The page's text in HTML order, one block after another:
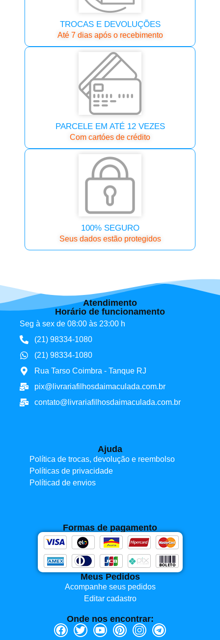
TROCAS E DEVOLUÇÕES
Até 7 dias após o recebimento
PARCELE EM ATÉ 12 VEZES
Com cartóes de crédito
100% SEGURO
Seus dados estão protegidos
Atendimento
Horário de funcionamento
Seg à sex de 08:00 às 23:00 h
(21) 98334-1080
(21) 98334-1080
Rua Tarso Coimbra - Tanque RJ
pix@livrariafilhosdaimaculada.com.br
contato@livrariafilhosdaimaculada.com.br
Ajuda
Política de trocas, devolução e reembolso
Políticas de privacidade
Políticad de envios
Formas de pagamento
Meus Pedidos
Acompanhe seus pedidos
Editar cadastro
Onde nos encontrar: